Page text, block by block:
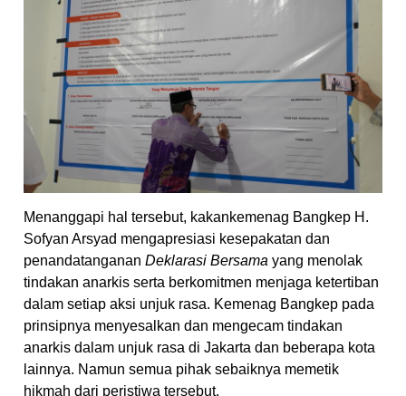
Menanggapi hal tersebut, kakankemenag Bangkep H.
Sofyan Arsyad mengapresiasi kesepakatan dan
penandatanganan Deklarasi Bersama yang menolak
tindakan anarkis serta berkomitmen menjaga ketertiban
dalam setiap aksi unjuk rasa. Kemenag Bangkep pada
prinsipnya menyesalkan dan mengecam tindakan
anarkis dalam unjuk rasa di Jakarta dan beberapa kota
lainnya. Namun semua pihak sebaiknya memetik
hikmah dari peristiwa tersebut.